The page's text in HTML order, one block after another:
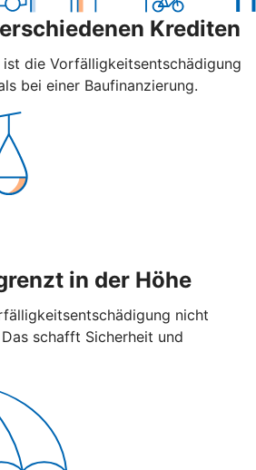
Krediten
ist die Vorfälligkeitsentschädigung
bei einer Baufinanzierung.
in der Höhe
nicht
schafft Sicherheit und